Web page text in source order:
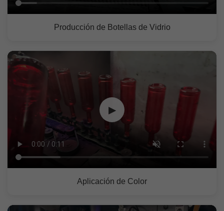
Producción de Botellas de Vidrio
▶
Aplicación de Color